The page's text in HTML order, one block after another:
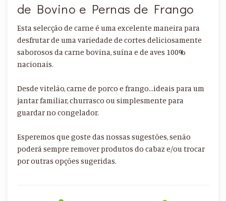
de Bovino e Pernas de Frango
Esta selecção de carne é uma excelente maneira para
desfrutar de uma variedade de cortes deliciosamente
saborosos da carne bovina, suína e de aves 100%
nacionais.
Desde vitelão, carne de porco e frango…ideais para um
jantar familiar, churrasco ou simplesmente para
guardar no congelador.
Esperemos que goste das nossas sugestões, senão
poderá sempre remover produtos do cabaz e/ou trocar
por outras opções sugeridas.